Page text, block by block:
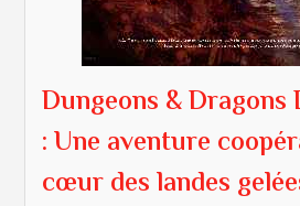
Dungeons & Dragons
: Une aventure
cœur des landes